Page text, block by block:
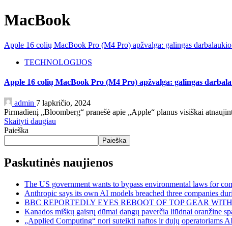
MacBook
Apple 16 colių MacBook Pro (M4 Pro) apžvalga: galingas
TECHNOLOGIJOS
Apple 16 colių MacBook Pro (M4 Pro) apžvalga: galingas
admin 7 lapkričio, 2024
Pirmadienį „Bloomberg“ pranešė apie „Apple“ planus visiškai
Skaityti daugiau
Paieška
Paieška
Paskutinės naujienos
The US government wants to bypass environmental laws for
Anthropic says its own AI models breached three companies
BBC REPORTEDLY EYES REBOOT OF TOP GEAR
Kanados miškų gaisrų dūmai dangų paverčia liūdnai oranžine
„Applied Computing“ nori suteikti naftos ir dujų operatoriams